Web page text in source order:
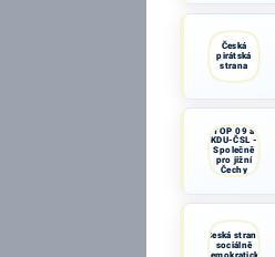
Česká
pirátská
strana
TOP 09 a
KDU-ČSL -
Společně
pro jižní
Čechy
Česká strana
sociálně